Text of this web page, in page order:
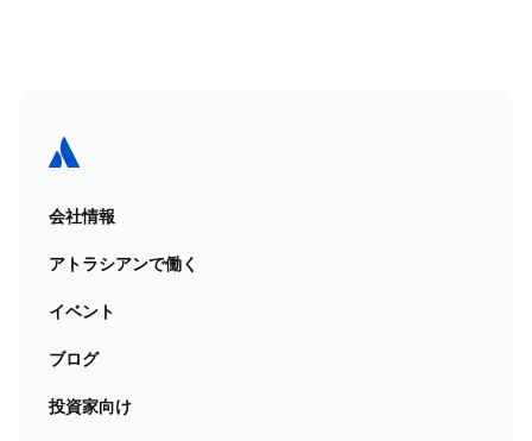
会社情報
アトラシアンで働く
イベント
ブログ
投資家向け